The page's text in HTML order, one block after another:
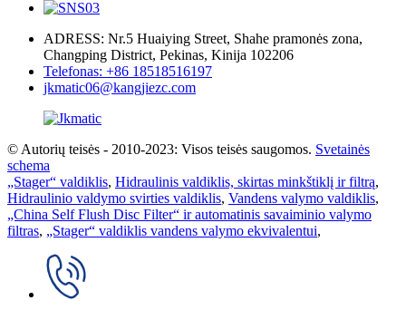
ADRESS: Nr.5 Huaiying Street, Shahe pramonės zona,
Changping District, Pekinas, Kinija 102206
Telefonas: +86 18518516197
jkmatic06@kangjiezc.com
© Autorių teisės - 2010-2023: Visos teisės saugomos. Svetainės
schema
„Stager“ valdiklis, Hidraulinis valdiklis, skirtas minkštiklį ir filtrą,
Hidraulinio valdymo svirties valdiklis, Vandens valymo valdiklis,
„China Self Flush Disc Filter“ ir automatinis savaiminio valymo
filtras, „Stager“ valdiklis vandens valymo ekvivalentui,